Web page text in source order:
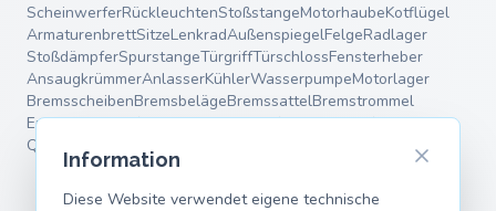
ScheinwerferRückleuchtenStoßstangeMotorhaubeKotflügel
ArmaturenbrettSitzeLenkradAußenspiegelFelgeRadlager
StoßdämpferSpurstangeTürgriffTürschlossFensterheber
AnsaugkrümmerAnlasserKühlerWasserpumpeMotorlager
BremsscheibenBremsbelägeBremssattelBremstrommel
EndschalldämpferMittelschalldämpferFahrwerksfedern
Querlenker
Information
Diese Website verwendet eigene technische